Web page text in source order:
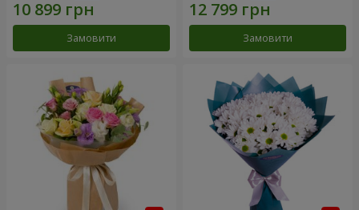
Замовити Замовити